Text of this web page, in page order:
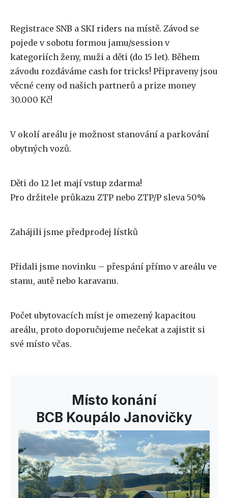
Registrace SNB a SKI riders na místě. Závod se
pojede v sobotu formou jamu/session v
kategoriích ženy, muži a děti (do 15 let). Během
závodu rozdáváme cash for tricks! Připraveny jsou
věcné ceny od našich partnerů a prize money
30.000 Kč!
V okolí areálu je možnost stanování a parkování
obytných vozů.
Děti do 12 let mají vstup zdarma!
Pro držitele průkazu ZTP nebo ZTP/P sleva 50%
Zahájili jsme předprodej lístků
Přidali jsme novinku – přespání přímo v areálu ve
stanu, autě nebo karavanu.
Počet ubytovacích míst je omezený kapacitou
areálu, proto doporučujeme nečekat a zajistit si
své místo včas.
Místo konání
BCB Koupálo Janovičky